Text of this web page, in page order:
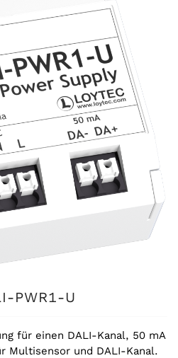
PWR1-U
für einen DALI-Kanal, 50 mA
Multisensor und DALI-Kanal.